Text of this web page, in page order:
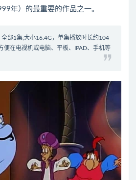
年）的最重要的作品之一。
全部1集;大小16.4G，单集播放时长约104
便在电视机或电脑、平板、IPAD、手机等